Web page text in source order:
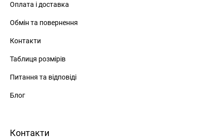
Оплата і доставка
Обмін та повернення
Контакти
Таблиця розмірів
Питання та відповіді
Блог
Контакти